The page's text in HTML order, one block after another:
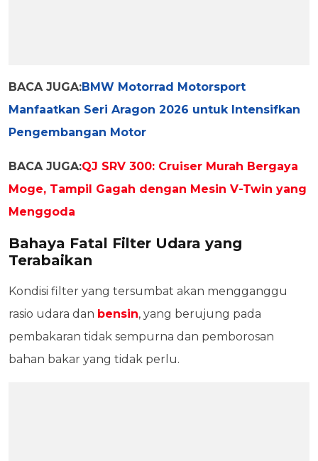
BACA JUGA:BMW Motorrad Motorsport
Manfaatkan Seri Aragon 2026 untuk Intensifkan
Pengembangan Motor
BACA JUGA:QJ SRV 300: Cruiser Murah Bergaya
Moge, Tampil Gagah dengan Mesin V-Twin yang
Menggoda
Bahaya Fatal Filter Udara yang
Terabaikan
Kondisi filter yang tersumbat akan mengganggu
rasio udara dan bensin, yang berujung pada
pembakaran tidak sempurna dan pemborosan
bahan bakar yang tidak perlu.